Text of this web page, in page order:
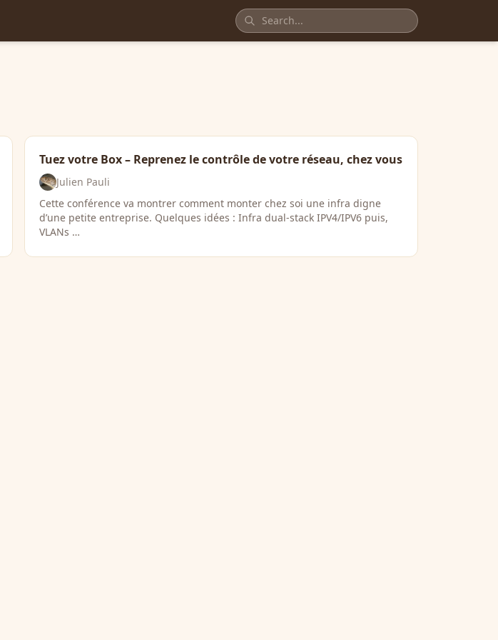
Tuez votre Box – Reprenez le contrôle de votre réseau, chez vous
Julien Pauli
Cette conférence va montrer comment monter chez soi une infra digne
d’une petite entreprise. Quelques idées : Infra dual-stack IPV4/IPV6 puis,
VLANs …